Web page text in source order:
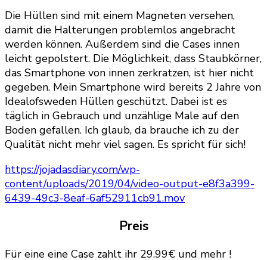
Die Hüllen sind mit einem Magneten versehen,
damit die Halterungen problemlos angebracht
werden können. Außerdem sind die Cases innen
leicht gepolstert. Die Möglichkeit, dass Staubkörner,
das Smartphone von innen zerkratzen, ist hier nicht
gegeben. Mein Smartphone wird bereits 2 Jahre von
Idealofsweden Hüllen geschützt. Dabei ist es
täglich in Gebrauch und unzählige Male auf den
Boden gefallen. Ich glaub, da brauche ich zu der
Qualität nicht mehr viel sagen. Es spricht für sich!
https://jojadasdiary.com/wp-
content/uploads/2019/04/video-output-e8f3a399-
6439-49c3-8eaf-6af52911cb91.mov
Preis
Für eine eine Case zahlt ihr 29.99€ und mehr !